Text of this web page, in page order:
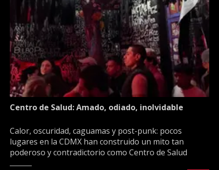
Centro de Salud: Amado, odiado, inolvidable
Calor, oscuridad, caguamas y post-punk: pocos
lugares en la CDMX han construido un mito tan
poderoso y contradictorio como Centro de Salud